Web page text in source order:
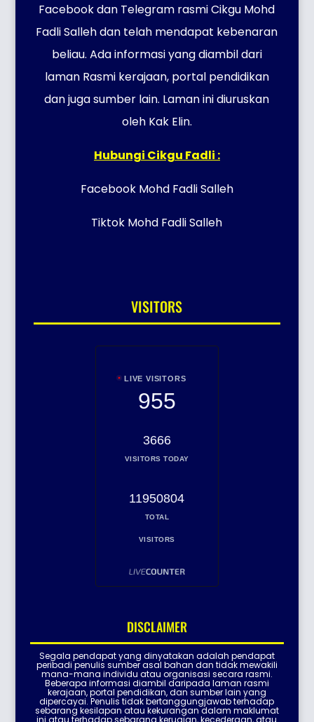
Facebook dan Telegram rasmi Cikgu Mohd
Fadli Salleh dan telah mendapat kebenaran
beliau. Ada informasi yang diambil dari
laman Rasmi kerajaan, portal pendidikan
dan juga sumber lain. Laman ini diuruskan
oleh Kak Elin.
Hubungi Cikgu Fadli :
Facebook Mohd Fadli Salleh
Tiktok Mohd Fadli Salleh
VISITORS
LIVE VISITORS
955
3666
VISITORS TODAY
11950804
TOTAL
VISITORS
DISCLAIMER
Segala pendapat yang dinyatakan adalah pendapat
peribadi penulis sumber asal bahan dan tidak mewakili
mana-mana individu atau organisasi secara rasmi.
Beberapa informasi diambil daripada laman rasmi
kerajaan, portal pendidikan, dan sumber lain yang
dipercayai. Penulis tidak bertanggungjawab terhadap
sebarang kesilapan atau kekurangan dalam maklumat
ini atau terhadap sebarang kerugian, kecederaan, atau